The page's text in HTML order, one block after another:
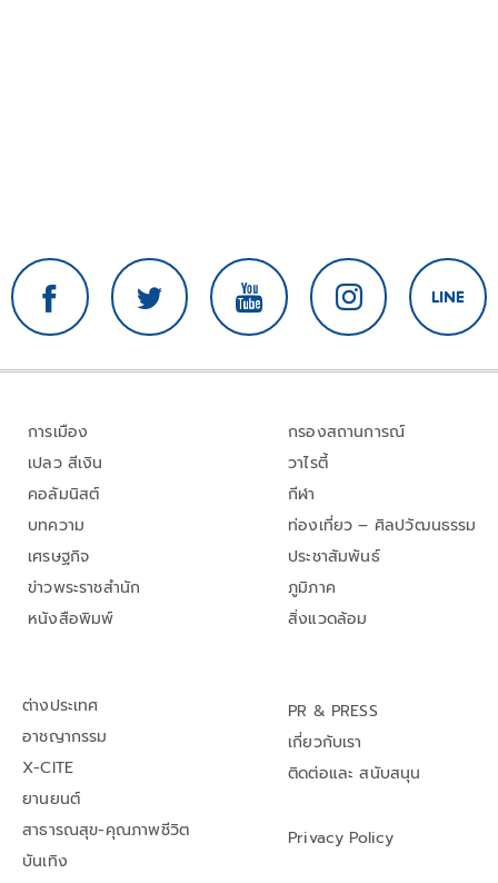
การเมือง
เปลว สีเงิน
คอลัมนิสต์
บทความ
เศรษฐกิจ
ข่าวพระราชสำนัก
หนังสือพิมพ์
กรองสถานการณ์
วาไรตี้
กีฬา
ท่องเที่ยว – ศิลปวัฒนธรรม
ประชาสัมพันธ์
ภูมิภาค
สิ่งแวดล้อม
ต่างประเทศ
อาชญากรรม
X-CITE
ยานยนต์
สาธารณสุข-คุณภาพชีวิต
บันเทิง
PR & PRESS
เกี่ยวกับเรา
ติดต่อและ สนับสนุน
Privacy Policy